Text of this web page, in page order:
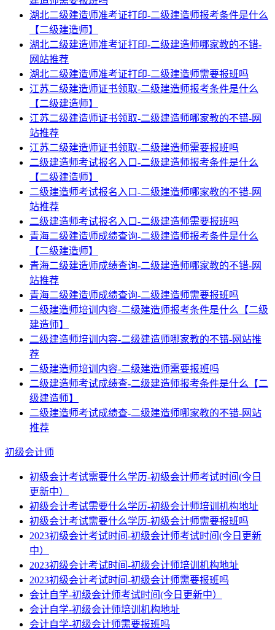
湖北二级建造师准考证打印-二级建造师报考条件是什么
【二级建造师】
湖北二级建造师准考证打印-二级建造师哪家教的不错-
网站推荐
湖北二级建造师准考证打印-二级建造师需要报班吗
江苏二级建造师证书领取-二级建造师报考条件是什么
【二级建造师】
江苏二级建造师证书领取-二级建造师哪家教的不错-网
站推荐
江苏二级建造师证书领取-二级建造师需要报班吗
二级建造师考试报名入口-二级建造师报考条件是什么
【二级建造师】
二级建造师考试报名入口-二级建造师哪家教的不错-网
站推荐
二级建造师考试报名入口-二级建造师需要报班吗
青海二级建造师成绩查询-二级建造师报考条件是什么
【二级建造师】
青海二级建造师成绩查询-二级建造师哪家教的不错-网
站推荐
青海二级建造师成绩查询-二级建造师需要报班吗
二级建造师培训内容-二级建造师报考条件是什么【二级
建造师】
二级建造师培训内容-二级建造师哪家教的不错-网站推
荐
二级建造师培训内容-二级建造师需要报班吗
二级建造师考试成绩查-二级建造师报考条件是什么【二
级建造师】
二级建造师考试成绩查-二级建造师哪家教的不错-网站
推荐
初级会计师
初级会计考试需要什么学历-初级会计师考试时间(今日
更新中）
初级会计考试需要什么学历-初级会计师培训机构地址
初级会计考试需要什么学历-初级会计师需要报班吗
2023初级会计考试时间-初级会计师考试时间(今日更新
中）
2023初级会计考试时间-初级会计师培训机构地址
2023初级会计考试时间-初级会计师需要报班吗
会计自学-初级会计师考试时间(今日更新中）
会计自学-初级会计师培训机构地址
会计自学-初级会计师需要报班吗